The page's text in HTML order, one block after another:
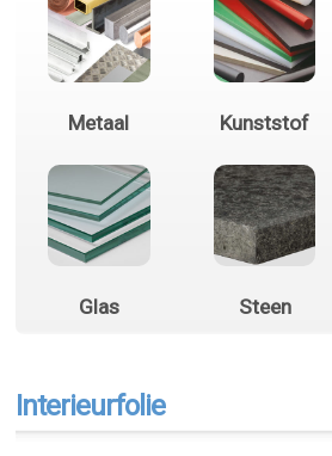
Metaal Kunststof
Glas Steen
Interieurfolie